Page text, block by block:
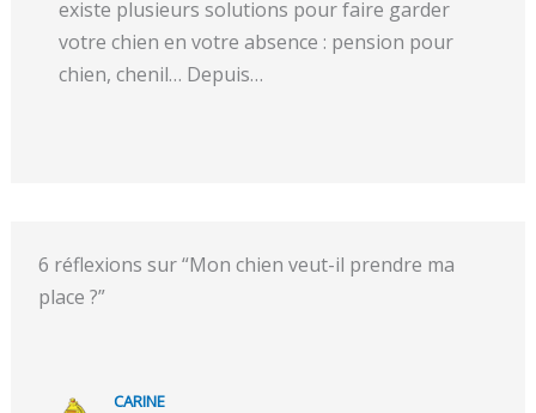
existe plusieurs solutions pour faire garder
votre chien en votre absence : pension pour
chien, chenil… Depuis…
6 réflexions sur “Mon chien veut-il prendre ma
place ?”
CARINE